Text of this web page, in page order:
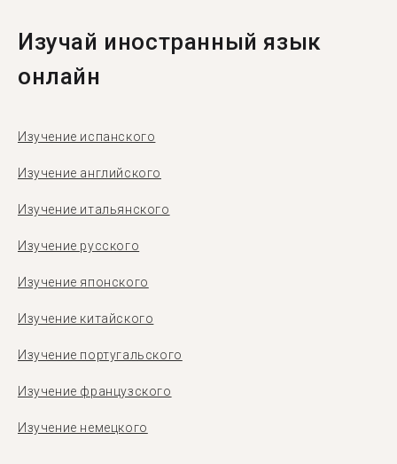
Изучай иностранный язык
онлайн
Изучение испанского
Изучение английского
Изучение итальянского
Изучение русского
Изучение японского
Изучение китайского
Изучение португальского
Изучение французского
Изучение немецкого